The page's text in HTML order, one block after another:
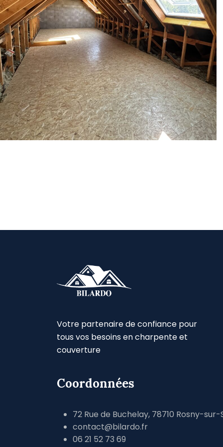
Votre partenaire de confiance pour
tous vos besoins en charpente et
couverture
Coordonnées
72 Rue de Buchelay, 78710 Rosny-sur-
contact@bilardo.fr
06 21 52 73 69